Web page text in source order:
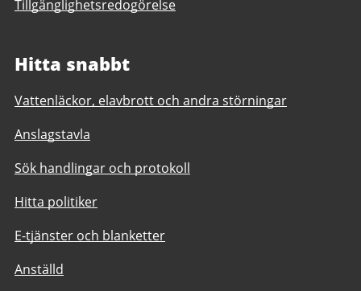
Tillgänglighetsredogörelse
Hitta snabbt
Vattenläckor, elavbrott och andra störningar
Anslagstavla
Sök handlingar och protokoll
Hitta politiker
E-tjänster och blanketter
Anställd